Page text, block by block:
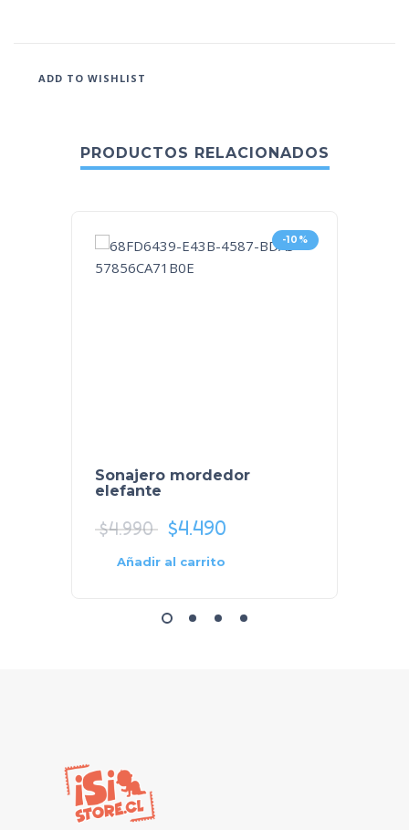
ADD TO WISHLIST
PRODUCTOS RELACIONADOS
-10%
Sonajero mordedor
elefante
$4.990 $4.490
Añadir al carrito